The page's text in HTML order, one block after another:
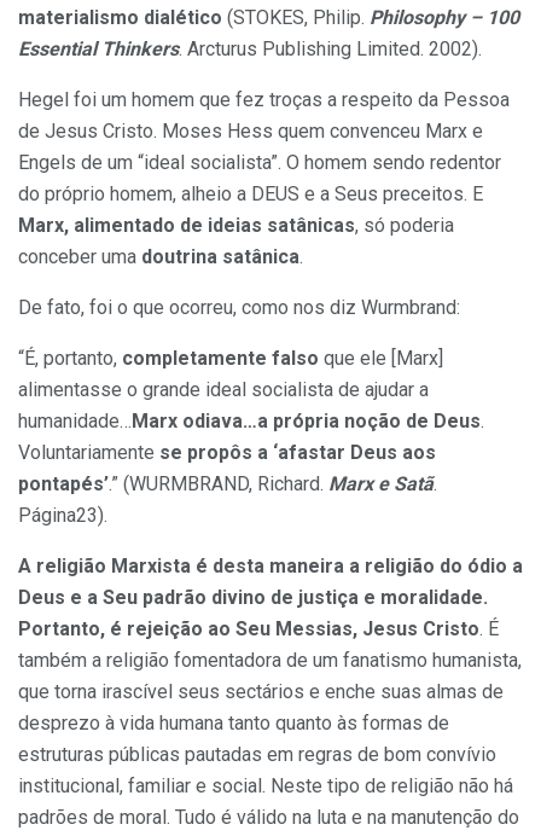
materialismo dialético (STOKES, Philip. Philosophy – 100
Essential Thinkers. Arcturus Publishing Limited. 2002).
Hegel foi um homem que fez troças a respeito da Pessoa
de Jesus Cristo. Moses Hess quem convenceu Marx e
Engels de um “ideal socialista”. O homem sendo redentor
do próprio homem, alheio a DEUS e a Seus preceitos. E
Marx, alimentado de ideias satânicas, só poderia
conceber uma doutrina satânica.
De fato, foi o que ocorreu, como nos diz Wurmbrand:
“É, portanto, completamente falso que ele [Marx]
alimentasse o grande ideal socialista de ajudar a
humanidade… Marx odiava…a própria noção de Deus.
Voluntariamente se propôs a ‘afastar Deus aos
pontapés’.” (WURMBRAND, Richard. Marx e Satã.
Página23).
A religião Marxista é desta maneira a religião do ódio a
Deus e a Seu padrão divino de justiça e moralidade.
Portanto, é rejeição ao Seu Messias, Jesus Cristo. É
também a religião fomentadora de um fanatismo humanista,
que torna irascível seus sectários e enche suas almas de
desprezo à vida humana tanto quanto às formas de
estruturas públicas pautadas em regras de bom convívio
institucional, familiar e social. Neste tipo de religião não há
padrões de moral. Tudo é válido na luta e na manutenção do